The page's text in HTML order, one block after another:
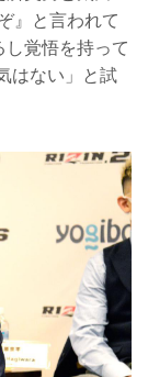
』と言われて
覚悟を持って
はない」と試